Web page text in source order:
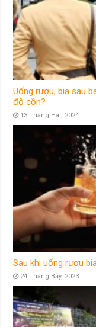
Uống rượu, bia sau
độ cồn?
13 Tháng Hai, 2024
Sau khi uống rượu
24 Tháng Bảy, 2023